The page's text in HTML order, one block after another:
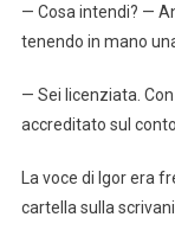
— Cosa intendi? —
tenendo in mano
— Sei licenziata.
accreditato sul
La voce di Igor era
cartella sulla